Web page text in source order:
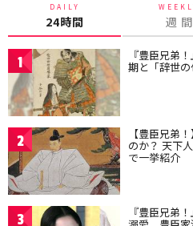
DAILY
24時間 週 間
1 『豊臣兄弟
期と「辞世
2 【豊臣兄弟
のか？ 天下
で一挙紹介
3 『豊臣兄弟